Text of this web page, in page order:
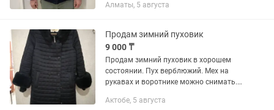
Новая, с этикеткой
Алматы, 5 августа
Продам зимний пуховик
9 000 ₸
Продам зимний пуховик в хорошем
состоянии. Пух верблюжий. Мех на
рукавах и воротнике можно снимать.
молния и кнопки.
Актобе, 5 августа